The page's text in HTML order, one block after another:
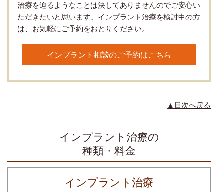
治療を迫るようなことは決してありませんのでご安心い
ただきたいと思います。インプラント治療を検討中の方
は、お気軽にご予約をおとりください。
インプラント相談のご予約はこちら
▲目次へ戻る
インプラント治療の
種類・料金
インプラント治療